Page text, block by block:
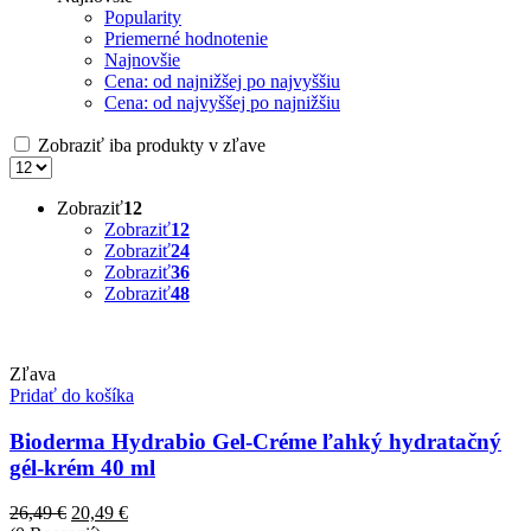
Popularity
Priemerné hodnotenie
Najnovšie
Cena: od najnižšej po najvyššiu
Cena: od najvyššej po najnižšiu
Zobraziť iba produkty v zľave
Zobraziť12
Zobraziť12
Zobraziť24
Zobraziť36
Zobraziť48
Zľava
Pridať do košíka
Bioderma Hydrabio Gel-Créme ľahký hydratačný
gél-krém 40 ml
26,49€ Pôvodná
20,49 €Aktuálna